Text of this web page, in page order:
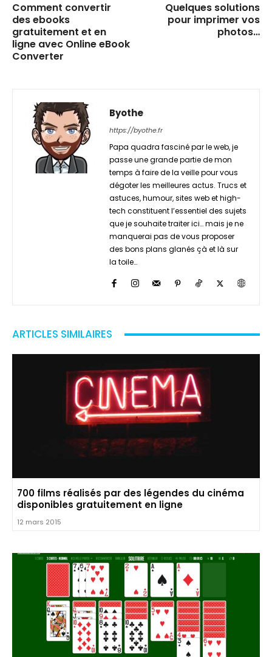
Comment convertir
des ebooks
gratuitement et en
ligne avec Online eBook
Converter
Quelques solutions
pour imprimer vos
photos…
Byothe
https://byothe.fr
Papa quadra fasciné par le web, je
passe une grande partie de mon
temps à faire de la veille pour vous
dégoter les meilleures actus. Trucs et
astuces, humour, sites web et high-
tech constituent l’essentiel des sujets
que je souhaite traiter ici… mais je ne
manquerai pas de vous proposer
des bons plans glanés çà et là sur
la toile…
ARTICLES SIMILAIRES
700 films réalisés par des légendes du cinéma
disponibles gratuitement en ligne
12 mars 2015